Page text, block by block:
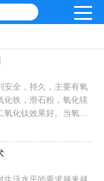
安全，持久，主要有氧
化铁，滑石粉，氧化镁
化钛效果好。当氧化
收特性，能大量吸收紫
线屏蔽作用。颗粒越